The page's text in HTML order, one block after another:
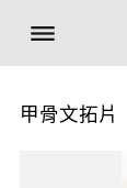
甲骨文拓片